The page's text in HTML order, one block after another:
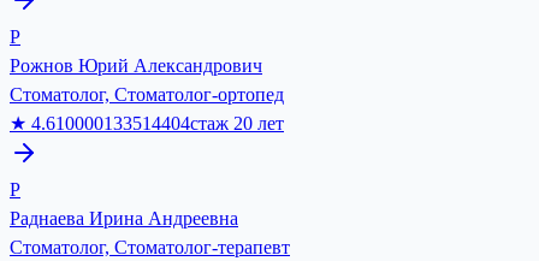
Р
Рожнов Юрий Александрович
Стоматолог, Стоматолог-ортопед
★ 4.610000133514404стаж 20 лет
Р
Раднаева Ирина Андреевна
Стоматолог, Стоматолог-терапевт